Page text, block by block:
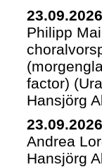
23.09.2026
Philipp
factor)
Hansjörg
23.09.2026
Andrea
Hansjörg